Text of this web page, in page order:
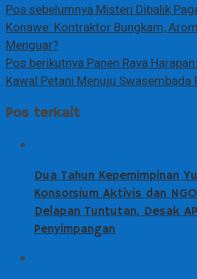
Pos sebelumnyaMisteri Dibalik
Konawe: Kontraktor Bungkam,
Menguar?
Pos berikutnyaPanen Raya
Kawal Petani Menuju Swasembada
Pos terkait
Dua Tahun Kepemimpinan
Konsorsium Aktivis dan
Delapan Tuntutan, Desak
Penyimpangan